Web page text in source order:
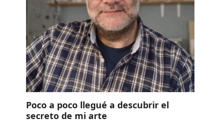
Poco a poco llegué a descubrir el
secreto de mi arte